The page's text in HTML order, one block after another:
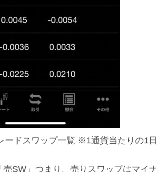
ードスワップ一覧 ※1通貨当たりの1
売SW」つまり、売りスワップはマイ